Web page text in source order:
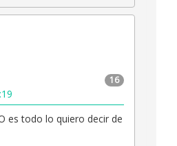
16
es todo lo quiero decir de